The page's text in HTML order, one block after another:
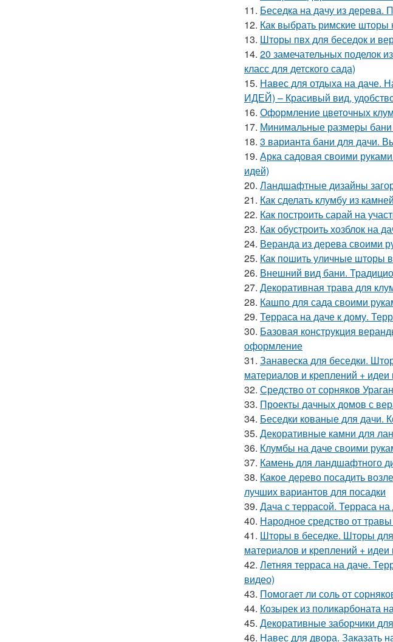
11. Беседка на дачу из дерева.
12. Как выбрать римские
13. Шторы пвх для беседок и
14. 20 замечательных поделок
класс для детского сада)
15. Навес для отдыха на даче.
ИДЕЙ) – Красивый вид,
16. Оформление цветочных
17. Минимальные размеры
18. 3 варианта бани для дачи.
19. Арка садовая своими
идей)
20. Ландшафтные дизайны
21. Как сделать клумбу из
22. Как построить сарай на
23. Как обустроить хозблок на
24. Веранда из дерева своими
25. Как пошить уличные шторы
26. Внешний вид бани.
27. Декоративная трава для
28. Кашпо для сада своими
29. Терраса на даче к дому.
30. Базовая конструкция
оформление
31. Занавеска для беседки.
материалов и креплений +
32. Средство от сорняков
33. Проекты дачных домов с
34. Беседки кованые для дачи.
35. Декоративные камни для
36. Клумбы на даче своими
37. Камень для ландшафтного
38. Какое дерево посадить
лучших вариантов для посадки
39. Дача с террасой. Терраса
40. Народное средство от
41. Шторы в беседке. Шторы для
материалов и креплений +
42. Летняя терраса на даче.
видео)
43. Помогает ли соль от
44. Козырек из поликарбоната
45. Декоративные заборчики
46. Навес для двора. Заказать